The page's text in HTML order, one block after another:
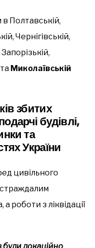
Полтавській,
Чернігівській,
Миколаївській
збитих
будівлі,
та
України
цивільного
роботи з ліквідації